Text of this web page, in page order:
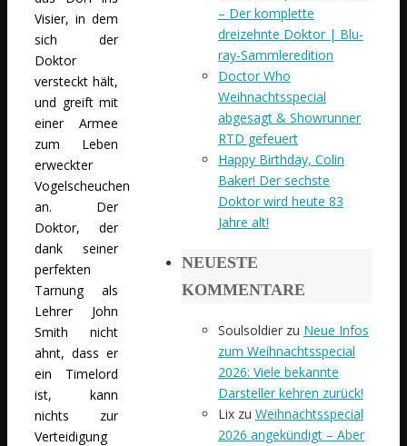
Visier, in dem
sich der
Doktor
versteckt hält,
und greift mit
einer Armee
zum Leben
erweckter
Vogelscheuchen
an. Der
Doktor, der
dank seiner
perfekten
Tarnung als
Lehrer John
Smith nicht
ahnt, dass er
ein Timelord
ist, kann
nichts zur
Verteidigung
– Der komplette
dreizehnte Doktor | Blu-
ray-Sammleredition
Doctor Who
Weihnachtsspecial
abgesagt & Showrunner
RTD gefeuert
Happy Birthday, Colin
Baker! Der sechste
Doktor wird heute 83
Jahre alt!
NEUESTE
KOMMENTARE
Soulsoldier zu Neue Infos
zum Weihnachtsspecial
2026: Viele bekannte
Darsteller kehren zurück!
Lix zu Weihnachtsspecial
2026 angekündigt – Aber